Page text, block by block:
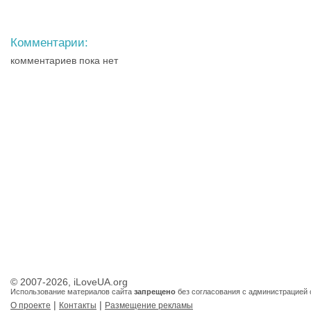
Комментарии:
комментариев пока нет
© 2007-2026, iLoveUA.org
Использование материалов сайта запрещено без согласования с администрацией
О проекте | Контакты | Размещение рекламы